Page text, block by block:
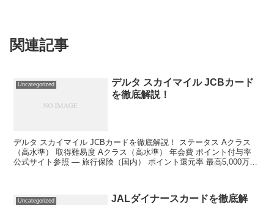
関連記事
Uncategorized
デルタ スカイマイル JCBカード
を徹底解説！
デルタ スカイマイル JCBカードを徹底解説！ ステータス Aクラス
（高水準） 取得難易度 Aクラス（高水準） 年会費 ポイント付与率
公式サイト参照 ― 旅行保険（国内） ポイント還元率 最高5,000万円
Uncategorized
JALダイナースカードを徹底解